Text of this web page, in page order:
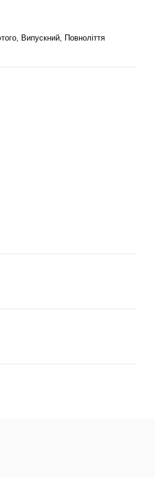
Випускний, Повноліття